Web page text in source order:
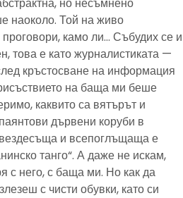
наоколо. Той на живо
проговори, камо ли… Събудих се и
това е като журналистиката —
кръстосване на информация
на баща ми беше
каквито са вятърът и
дървени коруби в
вездесъща и всепоглъщаща е
танго“. А даже не искам,
с него, с баща ми. Но как да
с чисти обувки, като си